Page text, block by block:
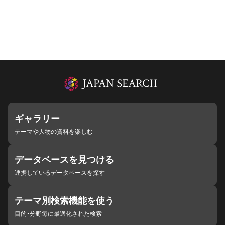
ギャラリー
テーマや人物の資料を楽しむ
データベースを見つける
連携しているデータベースを探す
テーマ別検索機能を使う
目的・分野毎に最適化された検索